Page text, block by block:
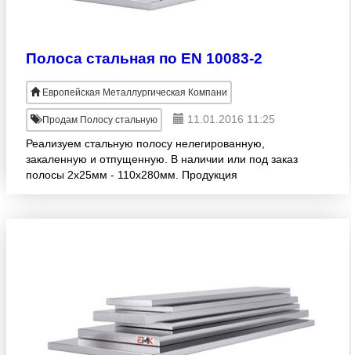
Полоса стальная по EN 10083-2
Европейская Металлургическая Компани
Продам Полосу стальную
11.01.2016 11:25
Реализуем стальную полосу нелегированную,
закаленную и отпущенную. В наличии или под заказ
полосы 2х25мм - 110х280мм. Продукция